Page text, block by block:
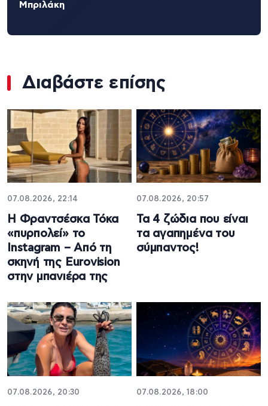
Μπριλάκη
Διαβάστε επίσης
07.08.2026, 22:14
Η Φραντσέσκα Τόκα
«πυρπολεί» το
Instagram – Από τη
σκηνή της Eurovision
στην μπανιέρα της
07.08.2026, 20:57
Τα 4 ζώδια που είναι
τα αγαπημένα του
σύμπαντος!
07.08.2026, 20:30 07.08.2026, 18:00